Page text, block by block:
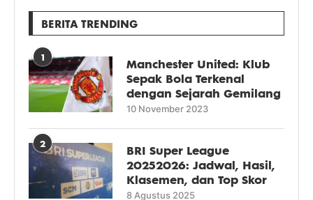
BERITA TRENDING
1
Manchester United: Klub
Sepak Bola Terkenal
dengan Sejarah Gemilang
10 November 2023
2
BRI Super League
20252026: Jadwal, Hasil,
Klasemen, dan Top Skor
8 Agustus 2025